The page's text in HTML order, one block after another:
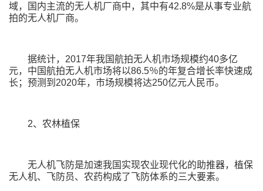
域，国内主流的无人机厂商中，其中有42.8%是从事专业航
拍的无人机厂商。
据统计，2017年我国航拍无人机市场规模约40多亿
元，中国航拍无人机市场将以86.5％的年复合增长率快速成
长；预测到2020年，市场规模将达250亿元人民币。
2、农林植保
无人机飞防是加速我国实现农业现代化的助推器，植保
无人机、飞防员、农药构成了飞防体系的三大要素。